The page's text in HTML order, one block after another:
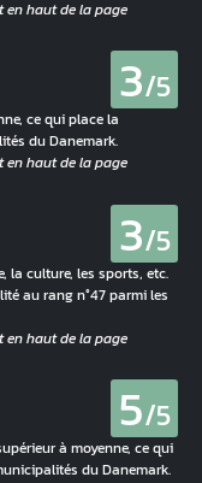
3/5
ce qui place la
du Danemark.
3/5
la culture, les sports, etc.
au rang n°47 parmi les
5/5
à moyenne, ce qui
du Danemark.